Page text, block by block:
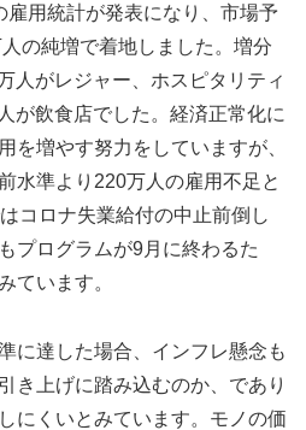
用統計が発表になり、市場予
の純増で着地しました。増分
人がレジャー、ホスピタリティ
が飲食店でした。経済正常化に
を増やす努力をしていますが、
水準より220万人の雇用不足と
コロナ失業給付の中止前倒し
プログラムが9月に終わるた
ています。
に達した場合、インフレ懸念も
き上げに踏み込むのか、であり
にくいとみています。モノの価